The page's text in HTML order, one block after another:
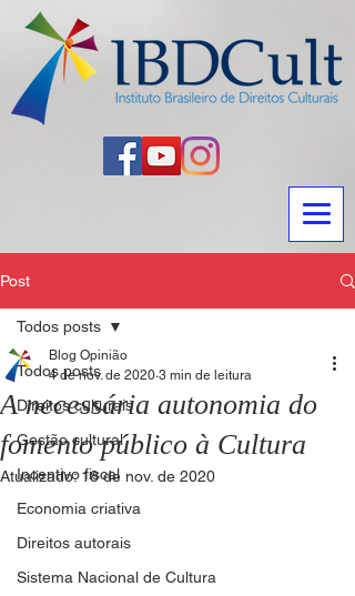
Post
Todos posts
Direitos culturais
Gestão cultural
Incentivo fiscal
Economia criativa
Direitos autorais
Sistema Nacional de Cultura
Todos posts
A necessária autonomia do
fomento público à Cultura
Blog Opinião
4 de nov. de 2020 3 min de leitura
Atualizado:18 de nov. de 2020